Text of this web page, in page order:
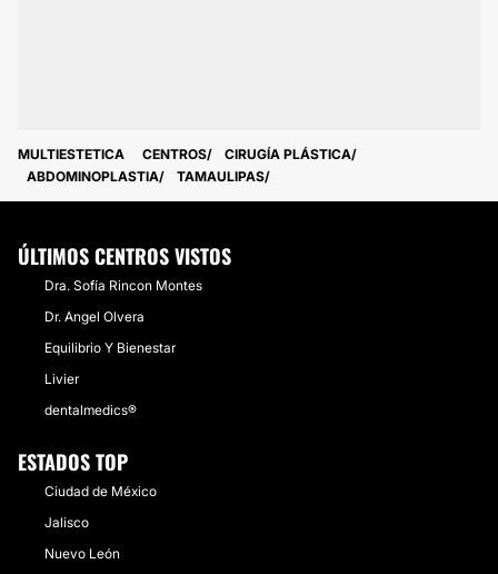
MULTIESTETICA CENTROS
CIRUGÍA PLÁSTICA
ABDOMINOPLASTIA
TAMAULIPAS
ÚLTIMOS CENTROS VISTOS
Dra. Sofía Rincon Montes
Dr. Angel Olvera
Equilibrio Y Bienestar
Livier
dentalmedics®
ESTADOS TOP
Ciudad de México
Jalisco
Nuevo León